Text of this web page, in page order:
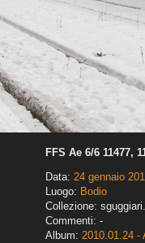
FFS Ae 6/6 11477,
Data: 24 gennaio
Luogo: Bodio
Collezione:
Commenti: -
Album: 2010.01.24 -